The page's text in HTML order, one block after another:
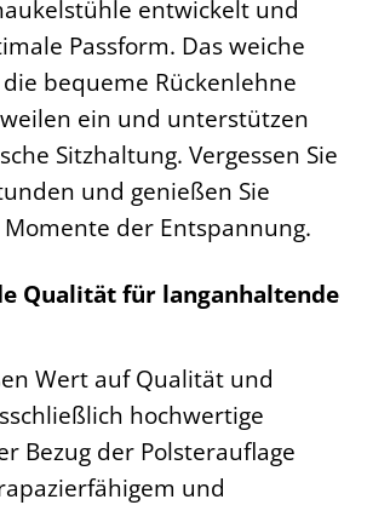
entwickelt und
Passform. Das weiche
bequeme Rückenlehne
ein und unterstützen
Sitzhaltung. Vergessen Sie
und genießen Sie
der Entspannung.
Qualität für langanhaltende
Wert auf Qualität und
hochwertige
Bezug der Polsterauflage
und